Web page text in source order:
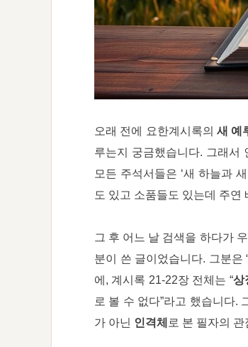
오래 전에 요한계시록의 새 예
루는지 궁금했습니다. 그래서
모든 주석서들은 ‘새 하늘과
도 있고 소품들도 있는데 주연
그 후 어느 날 검색을 하다가
분이 쓴 글이었습니다. 그분은
에, 계시록 21-22장 전체는 “상
로 볼 수 없다”라고 했습니다.
가 아닌 인격체 로 본 필자의